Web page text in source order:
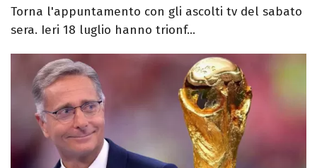
Torna l'appuntamento con gli ascolti tv del sabato
sera. Ieri 18 luglio hanno trionf...